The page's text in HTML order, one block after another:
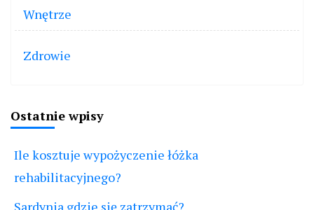
Wnętrze
Zdrowie
Ostatnie wpisy
Ile kosztuje wypożyczenie łóżka
rehabilitacyjnego?
Sardynia gdzie się zatrzymać?